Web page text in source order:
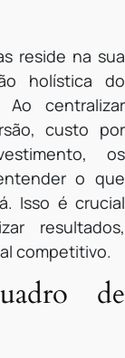
reside na sua
holística do
Ao centralizar
custo por
os
o que
Isso é crucial
resultados,
competitivo.
de